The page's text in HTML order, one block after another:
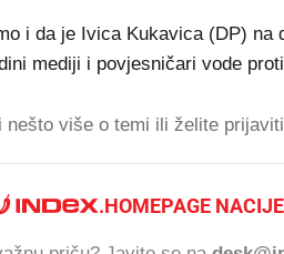
i da je Ivica Kukavica (DP)
mediji i povjesničari vode
nešto više o temi ili želite
.HOMEPAGE